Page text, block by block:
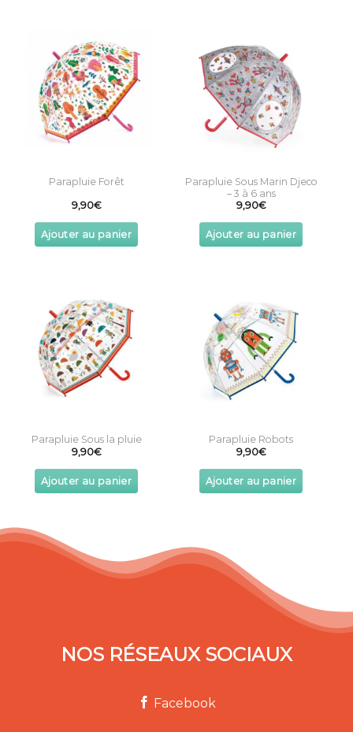
Parapluie Forêt
9,90€
Ajouter au panier
Parapluie Sous Marin Djeco
– 3 à 6 ans
9,90€
Ajouter au panier
Parapluie Sous la pluie
9,90€
Ajouter au panier
Parapluie Robots
9,90€
Ajouter au panier
NOS RÉSEAUX SOCIAUX
Facebook